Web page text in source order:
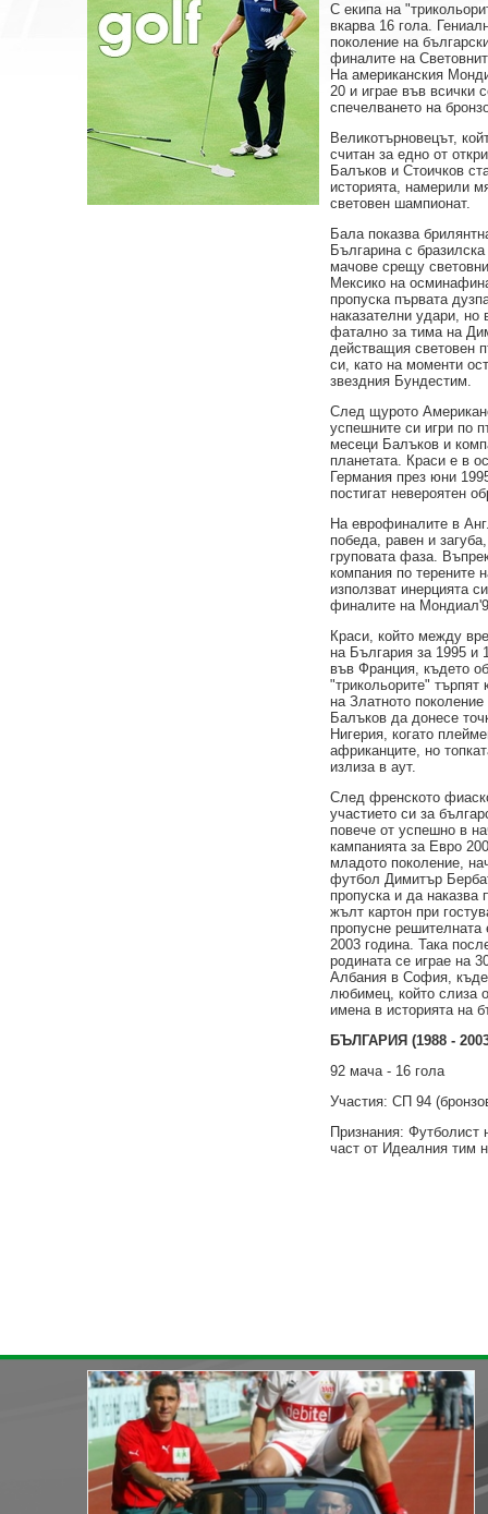
С екипа на
вкарва 16 гола.
поколение на
финалите на
На американския
20 и играе във всички
спечелването на
Великотърновецът,
считан за едно от
Балъков и Стоичков
историята, намерили
световен шампионат.
Бала показва
Българина с
мачове срещу
Мексико на
пропуска първата
наказателни удари, но
фатално за тима на
действащия световен
си, като на моменти
звездния Бундестим.
След щурото
успешните си игри по
месеци Балъков и
планетата. Краси е в
Германия през юни
постигат невероятен
На еврофиналите в
победа, равен и
груповата фаза.
компания по терените
използват инерцията
финалите на
Краси, който между
на България за 1995 и
във Франция, където
"трикольорите" търпят
на Златното
Балъков да донесе
Нигерия, когато
африканците, но
излиза в аут.
След френското
участието си за
повече от успешно в
кампанията за Евро
младото поколение,
футбол Димитър
пропуска и да наказва
жълт картон при
пропусне
2003 година. Така
родината се играе на
Албания в София,
любимец, който слиза
имена в историята на
БЪЛГАРИЯ (1988 -
92 мача - 16 гола
Участия: СП 94
Признания: Футболист
част от Идеалния тим